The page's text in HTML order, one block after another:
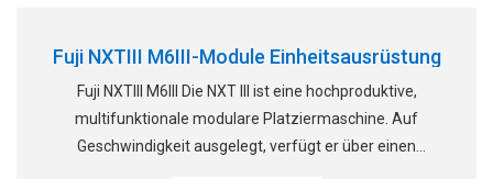
Fuji NXTIII M6III-Module Einheitsausrüstung
Fuji NXTIII M6III Die NXT III ist eine hochproduktive,
multifunktionale modulare Platziermaschine. Auf
Geschwindigkeit ausgelegt, verfügt er über einen